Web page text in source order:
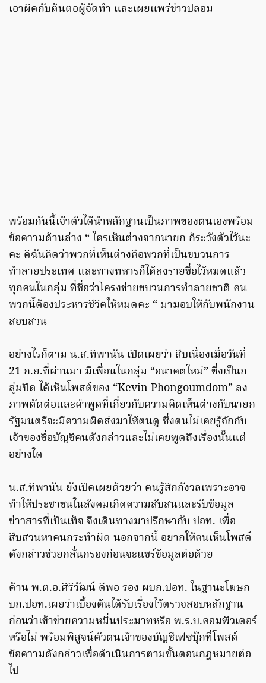
เอาผิดกับต้นตอผู้จัดทำ และเผยแพร่ข่าวปลอม
พร้อมกันนี้เจ้าตัวได้นำหลักฐานเป็นภาพของตนเองพร้อม
ข้อความด้านล่าง “ ใครเห็นต่างจากนายก ก็ระวังตัวไว้นะ
คะ ดิฉันคิดว่าพวกที่เห็นต่างคือพวกที่เป็นขบวนการ
ทำลายประเทศ และทางทหารก็ได้ลงรายชื่อไว้หมดแล้ว
ทุกคนในกลุ่ม ที่ชื่อว่าโครงข่ายขบวนการทำลายชาติ คน
พวกนี้ต้องประหารชีวิตให้หมดคะ “ มามอบให้กับพนักงาน
สอบสวน
อย่างไรก็ตาม น.ส.ทิพานัน เปิดเผยว่า สืบเนื่องเมื่อวันที่
21 ก.ย.ที่ผ่านมา มีเพื่อนในกลุ่ม “อนาคตใหม่” ซึ่งเป็นก
ลุ่มปิด ได้เห็นโพสต์ของ “Kevin Phongoumdom” ลง
ภาพตัดต่อและคำพูดที่เกี่ยวกับความคิดเห็นต่างกับนายก
รัฐมนตรีจะมีความผิดส่งมาให้ตนดู ซึ่งตนไม่เคยรู้จักกับ
เจ้าของชื่อบัญชีคนดังกล่าวและไม่เคยพูดถึงเรื่องนั้นแต่
อย่างใด
น.ส.ทิพานัน ยังเปิดเผยด้วยว่า ตนรู้สึกกังวลเพราะอาจ
ทำให้ประชาชนในสังคมเกิดความสับสนและรับข้อมูล
ข่าวสารที่เป็นเท็จ จึงเดินทางมาปรึกษากับ ปอท. เพื่อ
สืบสวนหาคนกระทำผิด นอกจากนี้ อยากให้คนเห็นโพสต์
ดังกล่าวช่วยกลั่นกรองก่อนจะแชร์ข้อมูลต่อด้วย
ด้าน พ.ต.อ.ศิริวัฒน์ ดีพอ รอง ผบก.ปอท. ในฐานะโฆษก
บก.ปอท.เผยว่าเบื้องต้นได้รับเรื่องไว้ตรวจสอบหลักฐาน
ก่อนว่าเข้าข่ายความหมิ่นประมาทหรือ พ.ร.บ.คอมพิวเตอร์
หรือไม่ พร้อมพิสูจน์ตัวตนเจ้าของบัญชีเฟซบุ๊กที่โพสต์
ข้อความดังกล่าวเพื่อดำเนินการตามขั้นตอนกฎหมายต่อ
ไป